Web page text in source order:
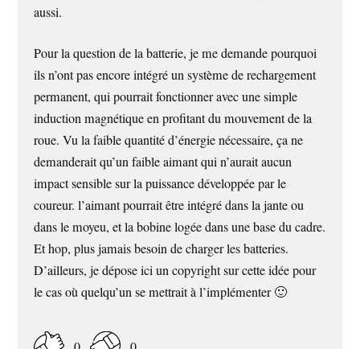
aussi.
Pour la question de la batterie, je me demande pourquoi
ils n’ont pas encore intégré un système de rechargement
permanent, qui pourrait fonctionner avec une simple
induction magnétique en profitant du mouvement de la
roue. Vu la faible quantité d’énergie nécessaire, ça ne
demanderait qu’un faible aimant qui n’aurait aucun
impact sensible sur la puissance développée par le
coureur. l’aimant pourrait être intégré dans la jante ou
dans le moyeu, et la bobine logée dans une base du cadre.
Et hop, plus jamais besoin de charger les batteries.
D’ailleurs, je dépose ici un copyright sur cette idée pour
le cas où quelqu’un se mettrait à l’implémenter 🙂